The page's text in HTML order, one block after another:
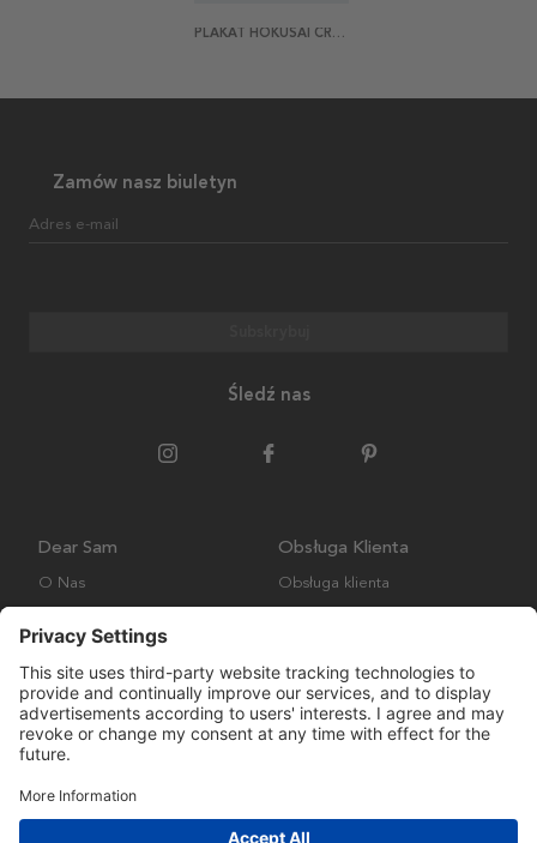
PLAKAT HOKUSAI CRANES
Zamów nasz biuletyn
Adres e-mail
Śledź nas
Dear Sam
O Nas
Obsługa Klienta
Obsługa klienta
Wysyłka i Dostawa